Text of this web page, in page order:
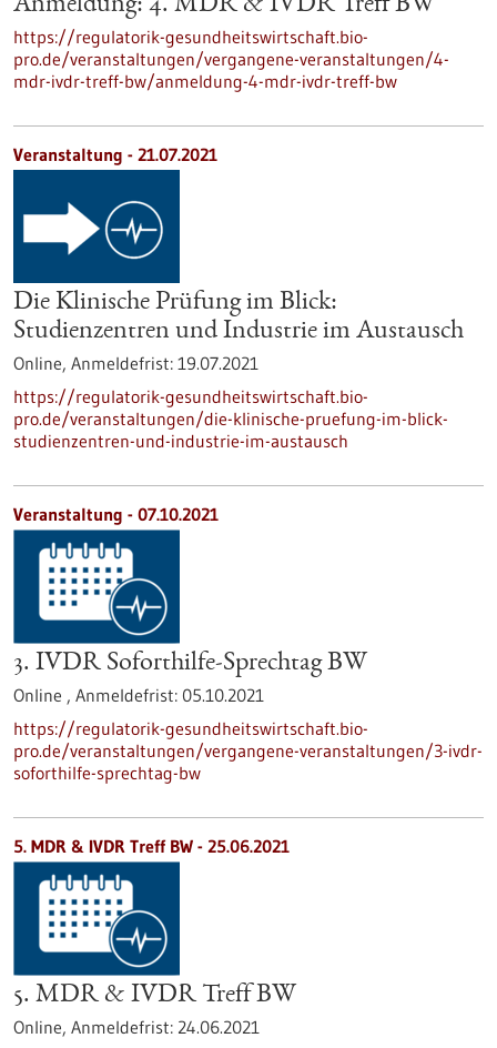
Anmeldung: 4. MDR & IVDR Treff BW
https://regulatorik-gesundheitswirtschaft.bio-
pro.de/veranstaltungen/vergangene-veranstaltungen/4-
mdr-ivdr-treff-bw/anmeldung-4-mdr-ivdr-treff-bw
Veranstaltung - 21.07.2021
Die Klinische Prüfung im Blick:
Studienzentren und Industrie im Austausch
Online, Anmeldefrist: 19.07.2021
https://regulatorik-gesundheitswirtschaft.bio-
pro.de/veranstaltungen/die-klinische-pruefung-im-blick-
studienzentren-und-industrie-im-austausch
Veranstaltung - 07.10.2021
3. IVDR Soforthilfe-Sprechtag BW
Online , Anmeldefrist: 05.10.2021
https://regulatorik-gesundheitswirtschaft.bio-
pro.de/veranstaltungen/vergangene-veranstaltungen/3-ivdr-
soforthilfe-sprechtag-bw
5. MDR & IVDR Treff BW - 25.06.2021
5. MDR & IVDR Treff BW
Online, Anmeldefrist: 24.06.2021